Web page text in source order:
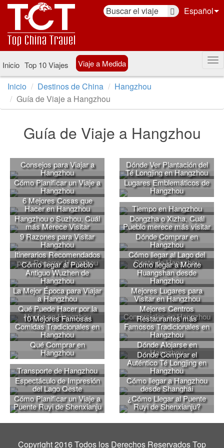
Español
Inicio Top 10 Viajes Viaje a Medida
Inicio Destinos de China
Hangzhou
Guía de Viaje a Hangzhou
Guía de Viaje a Hangzhou
Consejos para Viajar a
Hangzhou
Dónde Ver Plantación del
Té Longjing en Hangzhou
Cómo Planificar un Viaje a
Hangzhou
Lugares Emblemáticos de
Hangzhou
6 Mejores Cosas que
Hacer en Hangzhou
Tiempo en Hangzhou
Hangzhou o Suzhou, Cuál
más Merece Visitar
Dongzha o Xizha, Cuál
Pueblo merece más visitar
9 Razones para Visitar
Hangzhou
Dónde Comprar en
Hangzhou
Itinerarios Recomendados
para Recorrer Hangzhou
Cómo llegar al Lago del
Oeste de Hangzhou
Cómo llegar al Pueblo
Antiguo Wuzhen de
Hangzhou
Cómo llegar a Monte
Huangshan desde
Hangzhou
La Mejor Época para Viajar
a Hangzhou
Mejores Lugares para
Visitar en Hangzhou
Qué Puede Hacer por la
Noche en Hangzhou
Mejores Centros
Comerciales en Hangzhou
10 Mejores Famosas
Comidas Tradicionales en
Hangzhou
Restaurantes más
Famosos Tradicionales en
Hangzhou
Qué Comprar en
Hangzhou
Dónde Alojarse en
Hangzhou
Transporte de Hangzhou
Dónde Comprar el
Auténtico Té Longjing en
Hangzhou
Espectáculo de Impresión
del Lago Oeste
Cómo llegar a Hangzhou
desde Shanghái
Cómo Planificar un Viaje a
Puente Ruyi de Shenxianju
¿Cómo Llegar al Puente
Ruyi de Shenxianju?
Copyright 2016 Todos los Derechos Reservados Top